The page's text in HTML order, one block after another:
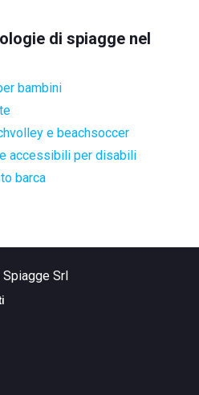
di spiagge nel
bambini
e beachsoccer
accessibili per disabili
barca
Srl